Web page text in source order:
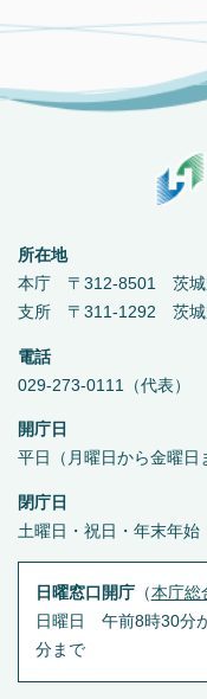
所在地
本庁 〒312-8501 茨城
支所 〒311-1292 茨城
電話
029-273-0111（代表）
開庁日
平日（月曜日から金曜
閉庁日
土曜日・祝日・年末年始
日曜窓口開庁（本庁総
日曜日 午前8時30分
分まで